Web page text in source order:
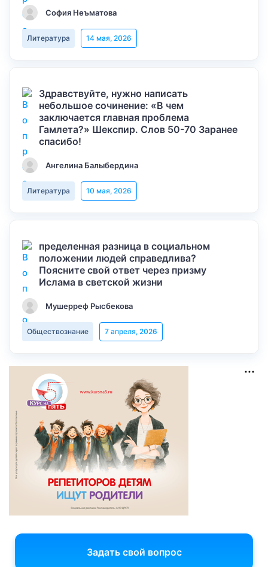
София Неъматова
Литература 14 мая, 2026
Здравствуйте, нужно написать
небольшое сочинение: «В чем
заключается главная проблема
Гамлета?» Шекспир. Слов 50-70 Заранее
спасибо!
Ангелина Балыбердина
Литература 10 мая, 2026
пределенная разница в социальном
положении людей справедлива?
Поясните свой ответ через призму
Ислама в светской жизни
Мушерреф Рысбекова
Обществознание 7 апреля, 2026
Задать свой вопрос